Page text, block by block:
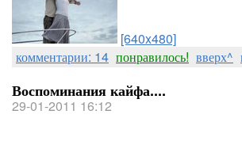
[640x480]
комментарии: 14 понравилось! вверх^
Воспоминания кайфа....
29-01-2011 16:12